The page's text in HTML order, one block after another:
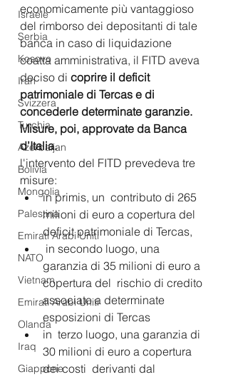
Israele
Serbia
Kosovo
Iran
Svizzera
Turchia
Azerbaijan
Bolivia
Mongolia
Palestina
Emirati Arabi Uniti
NATO
Vietnam
Emirati Arabi Uniti
Olanda
Iraq
Giappone
economicamente più vantaggioso
del rimborso dei depositanti di tale
banca in caso di liquidazione
coatta amministrativa, il FITD aveva
deciso di coprire il deficit
patrimoniale di Tercas e di
concederle determinate garanzie.
Misure, poi, approvate da Banca
d’Italia.
l'intervento del FITD prevedeva tre
misure:
in primis, un  contributo di 265
milioni di euro a copertura del
deficit patrimoniale di Tercas,
garanzia di 35 milioni di euro a
copertura del  rischio di credito
associato a determinate
esposizioni di Tercas
in  terzo luogo, una garanzia di
30 milioni di euro a copertura
dei costi  derivanti dal